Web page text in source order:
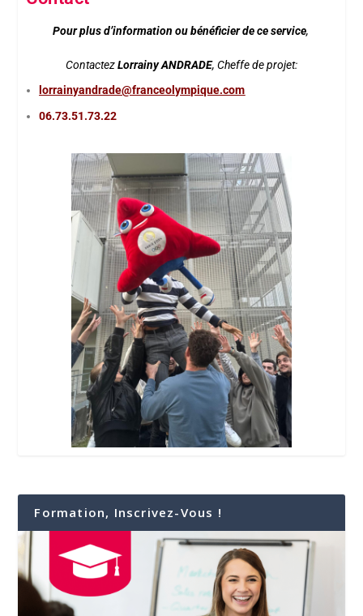
Pour plus d’information ou bénéficier de ce service,
ContactezLorrainy ANDRADE, Cheffe de projet:
lorrainyandrade@franceolympique.com
06.73.51.73.22
Formation, Inscrivez-Vous !